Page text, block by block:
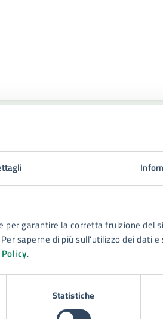
garantire la corretta fruizione del
saperne di più sull'utilizzo dei dati
.
Statistiche
su questa
la chiarezza delle